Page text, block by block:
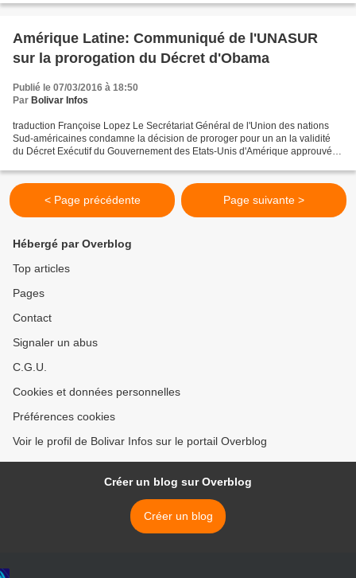
Amérique Latine: Communiqué de l'UNASUR
sur la prorogation du Décret d'Obama
Publié le 07/03/2016 à 18:50
Par Bolivar Infos
traduction Françoise Lopez Le Secrétariat Général de l'Union des nations
Sud-américaines condamne la décision de proroger pour un an la validité
du Décret Exécutif du Gouvernement des Etats-Unis d'Amérique approuvé le
< Page précédente Page suivante >
Hébergé par Overblog
Top articles
Pages
Contact
Signaler un abus
C.G.U.
Cookies et données personnelles
Préférences cookies
Voir le profil de Bolivar Infos sur le portail Overblog
Créer un blog sur Overblog
Créer un blog